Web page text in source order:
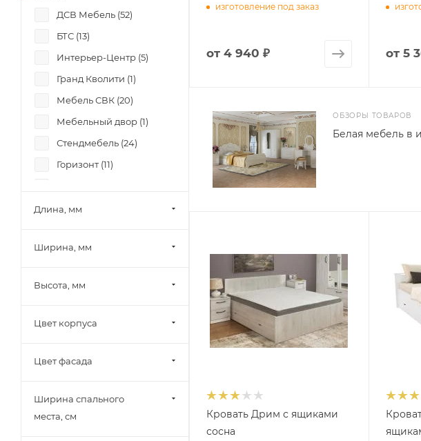
изготовление под заказ
от 4 940 ₽ от 5
ОБЗОРЫ ТОВАРОВ
Белая мебель в
Кровать Дрим с ящиками
сосна
ДСВ Мебель (52)
БТС (13)
Интерьер-Центр (5)
Гранд Кволити (1)
Мебель СВК (20)
Мебельный двор (1)
Стендмебель (24)
Горизонт (11)
Боровичи-мебель (
Памир (
Миф (
(Сведства VMG Industry)
SV-Мебель (
МК Стиль (2)
Длина, мм
Ширина, мм
Высота, мм
Цвет корпуса
Цвет фасада
Ширина спального
места, см